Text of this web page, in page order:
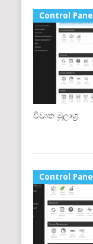
Control Panel
විවෘත මූලාශ්‍ර
Control Panel